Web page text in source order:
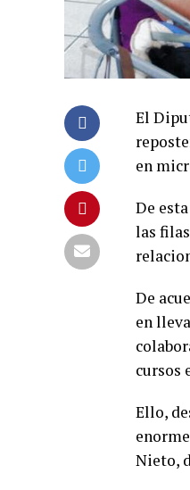
El
en
De
las
De
en
cursos
Ello,
Nieto,